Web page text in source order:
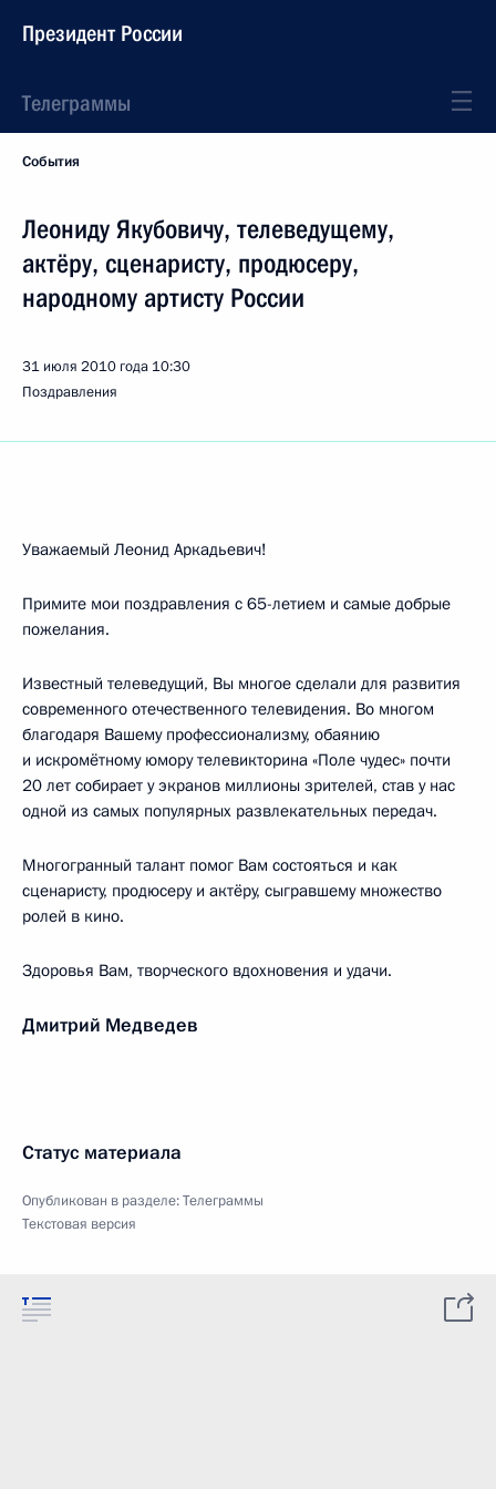
Президент России
Телеграммы
События
Леониду Якубовичу, телеведущему,
актёру, сценаристу, продюсеру,
народному артисту России
31 июля 2010 года 10:30
Поздравления
Уважаемый Леонид Аркадьевич!
Примите мои поздравления с 65-летием и самые добрые
пожелания.
Известный телеведущий, Вы многое сделали для развития
современного отечественного телевидения. Во многом
благодаря Вашему профессионализму, обаянию
и искромётному юмору телевикторина «Поле чудес» почти
20 лет собирает у экранов миллионы зрителей, став у нас
одной из самых популярных развлекательных передач.
Многогранный талант помог Вам состояться и как
сценаристу, продюсеру и актёру, сыгравшему множество
ролей в кино.
Здоровья Вам, творческого вдохновения и удачи.
Дмитрий Медведев
Статус материала
Опубликован в разделе:Телеграммы
Текстовая версия